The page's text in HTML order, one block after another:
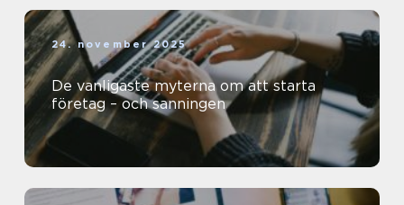
24. november 2025
De vanligaste myterna om att starta
företag – och sanningen